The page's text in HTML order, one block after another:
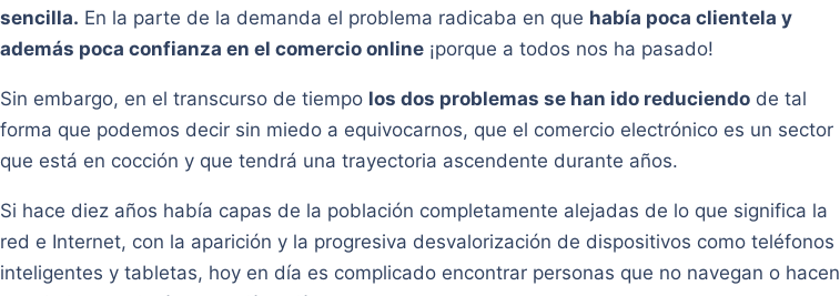
sencilla. En la parte de la demanda el problema radicaba en que había poca clientela y
además poca confianza en el comercio online ¡porque a todos nos ha pasado!
Sin embargo, en el transcurso de tiempo los dos problemas se han ido reduciendo de tal
forma que podemos decir sin miedo a equivocarnos, que el comercio electrónico es un sector
que está en cocción y que tendrá una trayectoria ascendente durante años.
Si hace diez años había capas de la población completamente alejadas de lo que significa la
red e Internet, con la aparición y la progresiva desvalorización de dispositivos como teléfonos
inteligentes y tabletas, hoy en día es complicado encontrar personas que no navegan o hacen